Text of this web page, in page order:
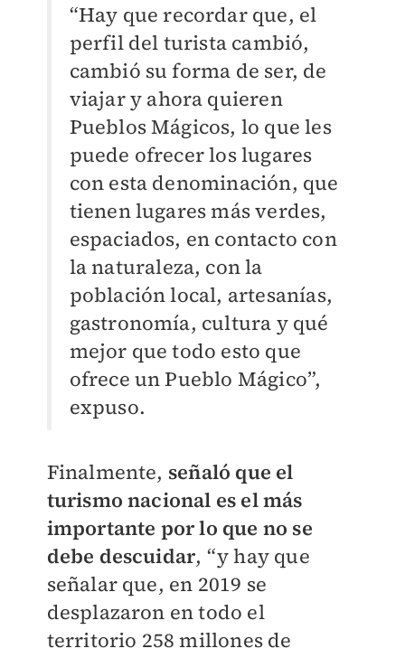
“Hay que recordar que, el
perfil del turista cambió,
cambió su forma de ser, de
viajar y ahora quieren
Pueblos Mágicos, lo que les
puede ofrecer los lugares
con esta denominación, que
tienen lugares más verdes,
espaciados, en contacto con
la naturaleza, con la
población local, artesanías,
gastronomía, cultura y qué
mejor que todo esto que
ofrece un Pueblo Mágico”,
expuso.
Finalmente, señaló que el
turismo nacional es el más
importante por lo que no se
debe descuidar, “y hay que
señalar que, en 2019 se
desplazaron en todo el
territorio 258 millones de